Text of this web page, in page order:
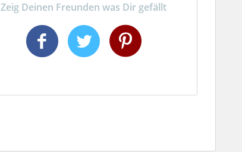
Zeig Deinen Freunden was Dir gefällt